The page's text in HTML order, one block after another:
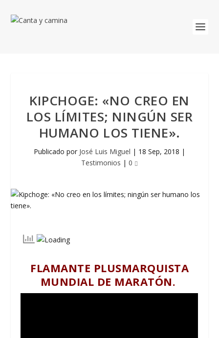
KIPCHOGE: «NO CREO EN
LOS LÍMITES; NINGÚN SER
HUMANO LOS TIENE».
Publicado por José Luis Miguel | 18 Sep, 2018 |
Testimonios | 0
FLAMANTE PLUSMARQUISTA
MUNDIAL DE MARATÓN.